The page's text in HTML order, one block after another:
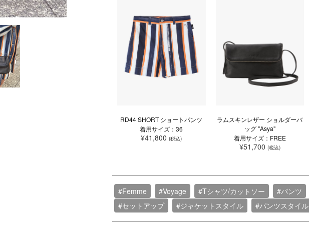
RD44 SHORT ショートパンツ
着用サイズ：36
¥41,800(税込)
ラムスキンレザー ショルダーバ
ッグ "Asya"
着用サイズ：FREE
¥51,700 (税込)
#Femme #Voyage #Tシャツ/カットソー #パンツ
#セットアップ
#ジャケットスタイル #パンツスタイル